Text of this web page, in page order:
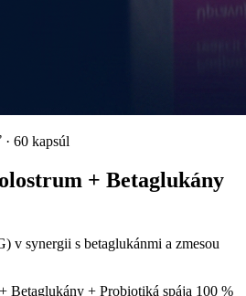
· 60 kapsúl
+ Betaglukány
v synergii s betaglukánmi a zmesou
+ Probiotiká spája 100 %